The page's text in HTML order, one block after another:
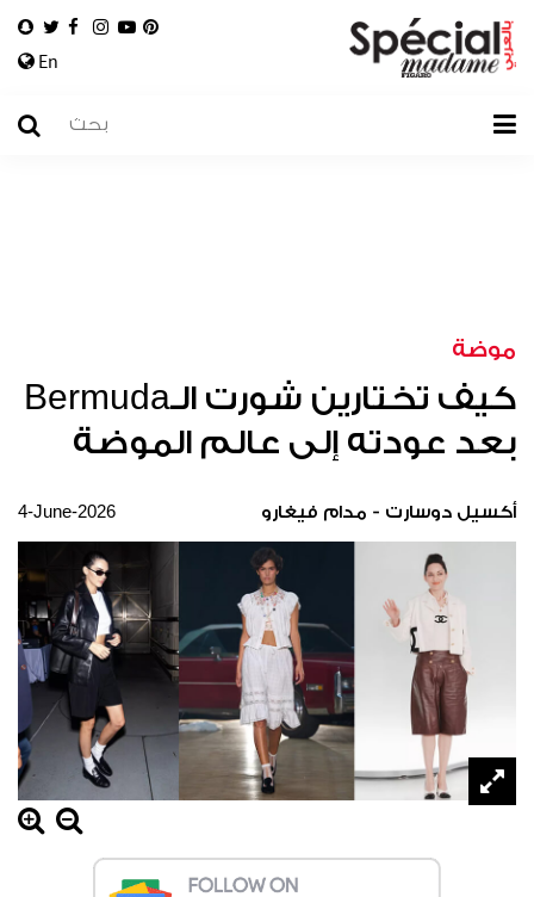
En
موضة
كيف تختارين شورت الـBermuda
بعد عودته إلى عالم الموضة
أكسيل دوسارت - مدام فيغارو 4-June-2026